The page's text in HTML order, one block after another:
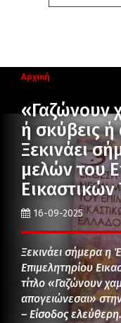
Αρχική
«Γαζώνουν
ή σκύβεις
Ξεκινάει
μελών του
16-09-2025
Ξεκινάει σήμερα η
Επιμελητηρίου
τίτλο «Γαζώνουν
απογειώνεσαι»
– Είσοδος ελεύθερη.